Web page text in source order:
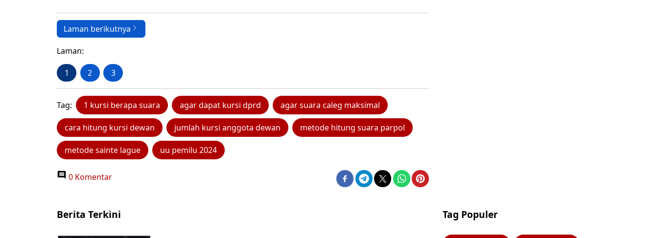
Laman berikutnya
Laman:
1 2 3
Tag: 1 kursi berapa suara agar dapat kursi dprd agar suara caleg maksimal
cara hitung kursi dewan jumlah kursi anggota dewan metode hitung suara parpol
metode sainte lague uu pemilu 2024
0 Komentar
Berita Terkini Tag Populer